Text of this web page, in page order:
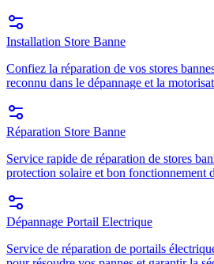
Installation Store Banne
Confiez la réparation de vos stores
reconnu dans le dépannage et la
Réparation Store Banne
Service rapide de réparation de stores
protection solaire et bon fonctionnement
Dépannage Portail Electrique
Service de réparation de portails